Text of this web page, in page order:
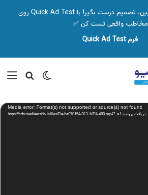
🎯 قبل از شروع کمپین، تصمیم درست بگیر! با Quick Ad Test روی
مخاطب واقعی تست کن ✅
فرم Quick Ad Test
تغییر پوسته
Media error: Format(s) not supported or source(s) not found
دریافت پرونده: https://cdn.mediaarshiv.ir/files/Ra-ba970154-013_MP4-480.mp4?_=1